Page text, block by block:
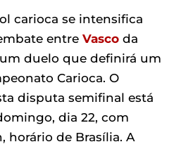
carioca se intensifica
entre Vasco da
duelo que definirá um
Carioca. O
disputa semifinal está
dia 22, com
horário de Brasília. A